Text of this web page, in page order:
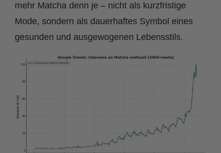
mehr Matcha denn je – nicht als kurzfristige
Mode, sondern als dauerhaftes Symbol eines
gesunden und ausgewogenen Lebensstils.